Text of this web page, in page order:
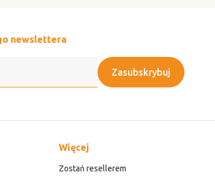
newslettera
Zasubskrybuj
Więcej
Zostań resellerem